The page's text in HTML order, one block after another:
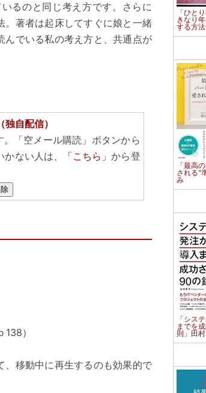
るのと同じ考え方です。さらに
。著者は起床してすぐに娘と一緒
んでいる私の考え方と、共通点が
自配信）
「空メール購読」ボタンから
ない人は、
「こちら」から登
）
、移動中に再生するのも効果的で
「ひと
きなり
する方
「最高
される"
み
「シス
までを
則」田